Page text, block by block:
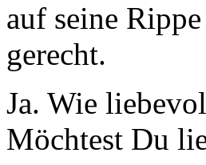
auf seine
gerecht.
Ja. Wie
Möchtest Du